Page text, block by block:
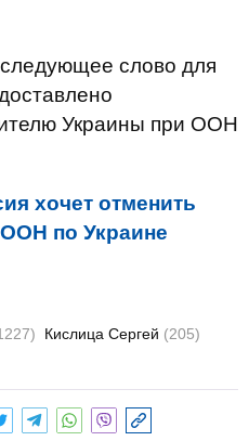
слово для
Украины при ООН
хочет отменить
по Украине
Кислица Сергей (205)